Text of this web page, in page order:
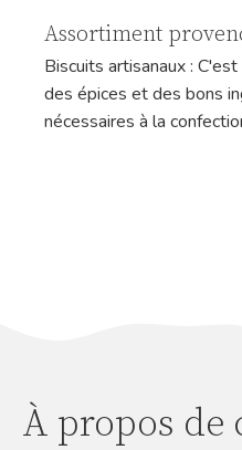
Assortiment
Biscuits artisanaux :
des épices et des bons
nécessaires à la
À propos de